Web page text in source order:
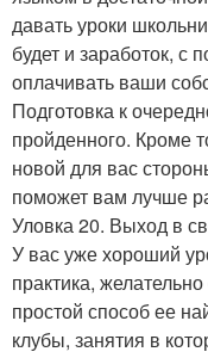
давать уроки
будет и заработок,
оплачивать ваши
Подготовка к
пройденного. Кроме
новой для вас
поможет вам лучше
Уловка 20. Выход в
У вас уже хороший
практика,
простой способ ее
клубы, занятия в